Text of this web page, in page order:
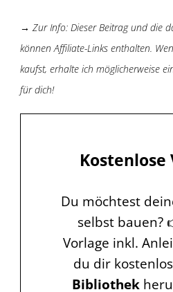
→ Zur Info: Dieser Beitrag und die
können Affiliate-Links enthalten.
kaufst, erhalte ich möglicherweise
für dich!
Kostenlose
Du möchtest
selbst bauen?
Vorlage inkl.
du dir
Bibliothek